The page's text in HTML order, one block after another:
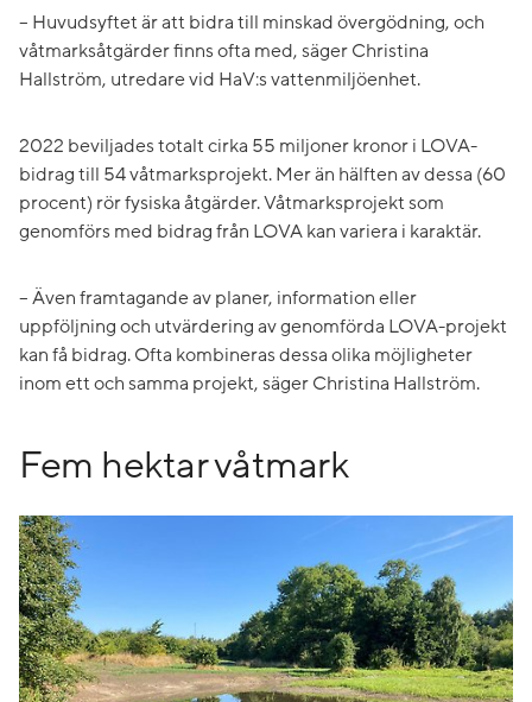
– Huvudsyftet är att bidra till minskad övergödning, och
våtmarksåtgärder finns ofta med, säger Christina
Hallström, utredare vid HaV:s vattenmiljöenhet.
2022 beviljades totalt cirka 55 miljoner kronor i LOVA-
bidrag till 54 våtmarksprojekt. Mer än hälften av dessa (60
procent) rör fysiska åtgärder. Våtmarksprojekt som
genomförs med bidrag från LOVA kan variera i karaktär.
– Även framtagande av planer, information eller
uppföljning och utvärdering av genomförda LOVA-projekt
kan få bidrag. Ofta kombineras dessa olika möjligheter
inom ett och samma projekt, säger Christina Hallström.
Fem hektar våtmark